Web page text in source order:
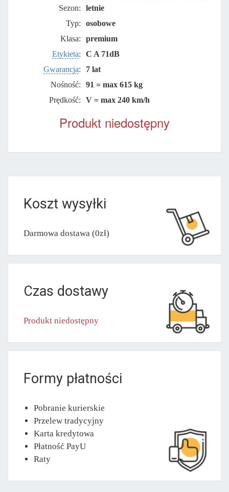
Sezon:
letnie
Typ:
osobowe
Klasa:
premium
Etykieta:
C A 71dB
Gwarancja:
7 lat
Nośność:
91 = max 615 kg
Prędkość:
V = max 240 km/h
Produkt niedostępny
Koszt wysyłki
Darmowa dostawa (0zł)
Czas dostawy
Produkt niedostępny
Formy płatności
Pobranie kurierskie
Przelew tradycyjny
Karta kredytowa
Płatność PayU
Raty